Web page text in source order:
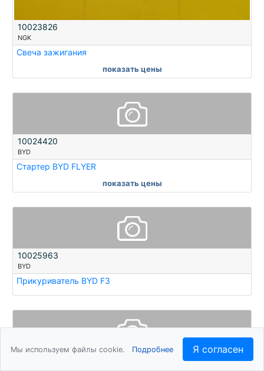
10023826
NGK
Свеча зажигания
показать цены
10024420
BYD
Стартер BYD FLYER
показать цены
10025963
BYD
Прикуриватель BYD F3
BYD
Мы используем файлы cookie. Подробнее Я согласен